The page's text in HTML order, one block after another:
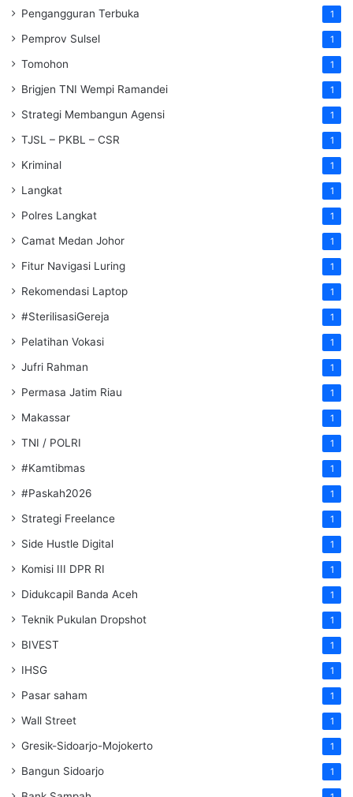
Pengangguran Terbuka 1
Pemprov Sulsel 1
Tomohon 1
Brigjen TNI Wempi Ramandei 1
Strategi Membangun Agensi 1
TJSL – PKBL – CSR 1
Kriminal 1
Langkat 1
Polres Langkat 1
Camat Medan Johor 1
Fitur Navigasi Luring 1
Rekomendasi Laptop 1
#SterilisasiGereja 1
Pelatihan Vokasi 1
Jufri Rahman 1
Permasa Jatim Riau 1
Makassar 1
TNI / POLRI 1
#Kamtibmas 1
#Paskah2026 1
Strategi Freelance 1
Side Hustle Digital 1
Komisi III DPR RI 1
Didukcapil Banda Aceh 1
Teknik Pukulan Dropshot 1
BIVEST 1
IHSG 1
Pasar saham 1
Wall Street 1
Gresik-Sidoarjo-Mojokerto 1
Bangun Sidoarjo 1